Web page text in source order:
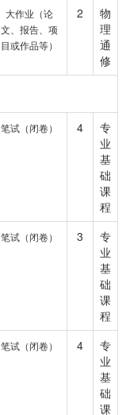
大作业（论
文、报告、项
目或作品等）
2
物
理
通
修
笔试（闭卷） 4
专
业
基
础
课
程
笔试（闭卷） 3
专
业
基
础
课
程
笔试（闭卷） 4
专
业
基
础
课